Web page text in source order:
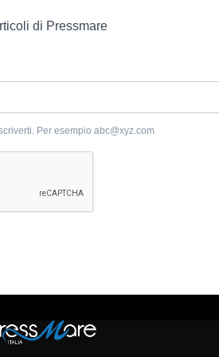
di Pressmare
Per esempio abc@xyz.com